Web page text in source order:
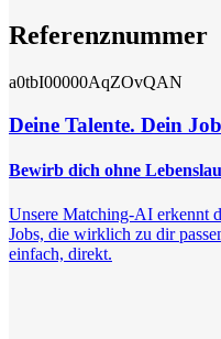
Referenznummer
a0tbI00000AqZOvQAN
Deine Talente. Dein
Bewirb dich ohne
Unsere Matching-AI erkennt
Jobs, die wirklich zu dir
einfach, direkt.